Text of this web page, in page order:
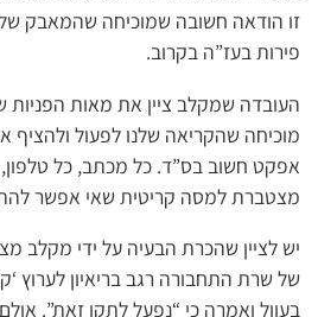
זו הודאה חשובה שמוכיחה שהמאבק
פירות בעז”ה בקרוב.
העובדה שמקלב ציין את מאות הפניות
מוכיחה שהקריאה שלנו לפעול ולהציף
אפקט חשוב בס”ד. כל מכתב, כל טלפון,
מצטברת למסה קריטית שאי אפשר
יש לציין שהכרת הבעיה על ידי מקלב
של שרת התחבורה רגב בריאיון לערוץ
בעוול ואמרה כי “נפעל לתקן זאת”.